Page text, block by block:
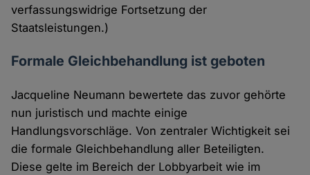
verfassungswidrige Fortsetzung der
Staatsleistungen.)
Formale Gleichbehandlung ist geboten
Jacqueline Neumann bewertete das zuvor gehörte
nun juristisch und machte einige
Handlungsvorschläge. Von zentraler Wichtigkeit sei
die formale Gleichbehandlung aller Beteiligten.
Diese gelte im Bereich der Lobbyarbeit wie im